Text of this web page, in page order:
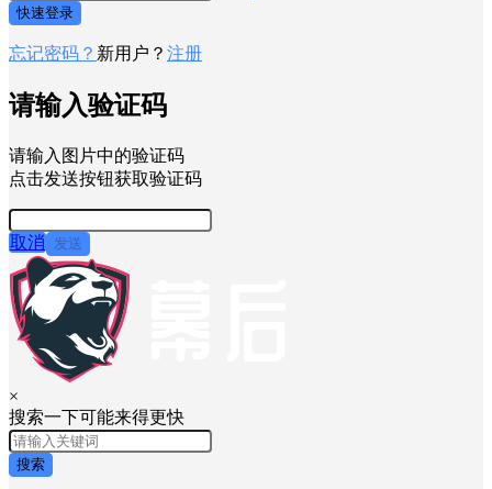
快速登录
忘记密码？ 新用户？ 注册
请输入验证码
请输入图片中的验证码
点击发送按钮获取验证码
取消 发送
×
搜索一下可能来得更快
搜索